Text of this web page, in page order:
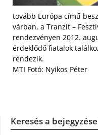
tovább Európa című
várban, a Tranzit –
rendezvényen 2012.
érdeklődő fiatalok
rendezik.
MTI Fotó: Nyikos Péter
Keresés a